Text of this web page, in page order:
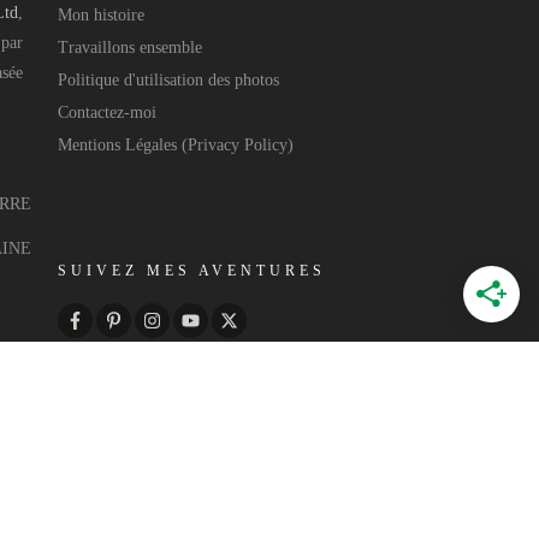
,
Mon histoire
Travaillons ensemble
Politique d'utilisation des photos
Contactez-moi
Mentions Légales (Privacy Policy)
SUIVEZ MES AVENTURES